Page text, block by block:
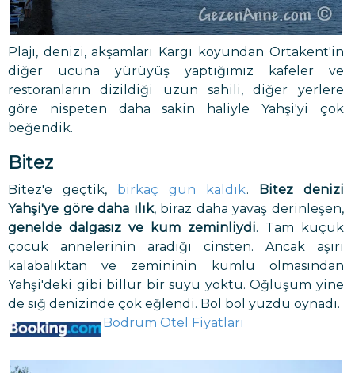
Plajı, denizi, akşamları Kargı koyundan Ortakent'in
diğer ucuna yürüyüş yaptığımız kafeler ve
restoranların dizildiği uzun sahili, diğer yerlere
göre nispeten daha sakin haliyle Yahşi'yi çok
beğendik.
Bitez
Bitez'e geçtik, birkaç gün kaldık.
Bitez denizi
Yahşi'ye göre daha ılık, biraz daha yavaş derinleşen,
genelde dalgasız ve kum zeminliydi. Tam küçük
çocuk annelerinin aradığı cinsten. Ancak aşırı
kalabalıktan ve zemininin kumlu olmasından
Yahşi'deki gibi billur bir suyu yoktu. Oğluşum yine
de sığ denizinde çok eğlendi. Bol bol yüzdü oynadı.
Bodrum Otel Fiyatları